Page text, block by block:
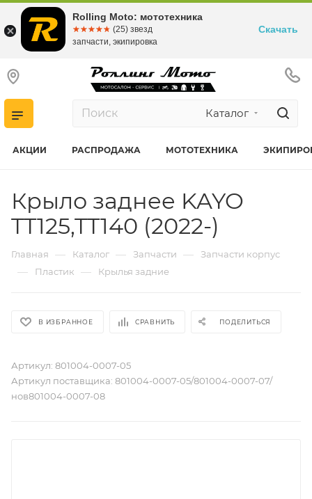
Каталог
АКЦИИ РАСПРОДАЖА МОТОТЕХНИКА
Крыло заднее KAYO
TT125,TT140 (2022-)
Главная — Каталог — Запчасти — Запчасти корпус
— Пластик — Крылья задние
В ИЗБРАННОЕ СРАВНИТЬ ПОДЕЛИТЬСЯ
Артикул: 801004-0007-05
Артикул поставщика: 801004-0007-05/801004-0007-07/
нов801004-0007-08
Rolling Moto: мототехника
☆☆☆☆☆
★★★★★ (25) звезд
запчасти, экипировка
Скачать